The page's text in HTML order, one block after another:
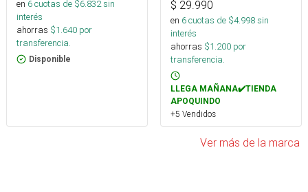
en 6cuotas de $6.832sin
interés
ahorras $1.640 por
transferencia.
Disponible
$ 29.990
en 6cuotas de $4.998sin
interés
ahorras $1.200 por
transferencia.
LLEGA MAÑANA✔️TIENDA
APOQUINDO
+5 Vendidos
Ver más de la marca